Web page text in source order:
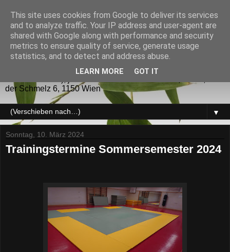
GoRyu - JuJitsu
GoRyu - JuJitsu (五龍) JuJitsu sowie verwandte
Kampfsysteme für die Selbstverteidigung und als Sport.
Trainingszeiten: Dienstag und Donnerstag (während des
der Schmelz 6, 1150 Wien
▼
Sonntag, 10. März 2024
Trainingstermine Sommersemester 2024
This site uses cookies from Google to deliver its services
and to analyze traffic. Your IP address and user-agent are
shared with Google along with performance and security
metrics to ensure quality of service, generate usage
statistics, and to detect and address abuse.
LEARN MORE GOT IT